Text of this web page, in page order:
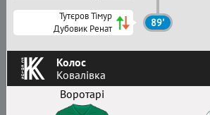
Колос
Ковалівка
Воротарі
Тутєров Тімур
Дубовик Ренат
89'